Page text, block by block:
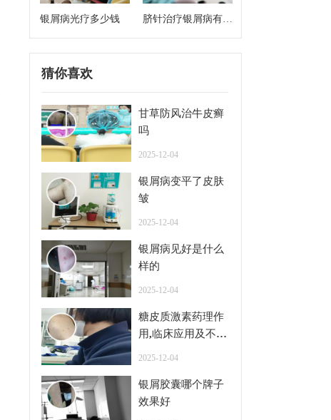
银屑病光疗多少钱
脐针治疗银屑病有用
吗
猜你喜欢
甘草防风治牛皮癣
吗
2025-12-04
银屑病变平了皮肤
皱
2025-12-04
银屑病见好是什么
样的
2025-12-04
糖皮质激素药理作
用,临床应用及不良
2025-12-04
银屑胶囊哪个牌子
效果好